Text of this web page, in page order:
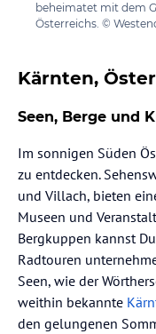
beheimatet mit dem
Österreichs. ©
Kärnten,
Seen, Berge und
Im sonnigen Süden
zu entdecken.
und Villach, bieten
Museen und
Bergkuppen kannst
Radtouren
Seen, wie der
weithin bekannte
den gelungenen